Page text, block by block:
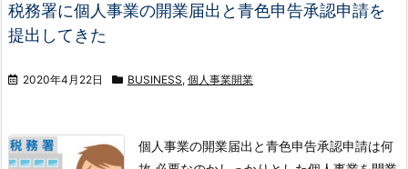
税務署に個人事業の開業届出と青色申告承認申請を
提出してきた
2020年4月22日 BUSINESS, 個人事業開業
個人事業の開業届出と青色申告承認申請は何